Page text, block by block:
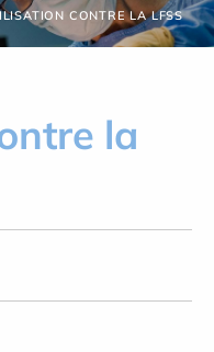
CONTRE LA LFSS
la